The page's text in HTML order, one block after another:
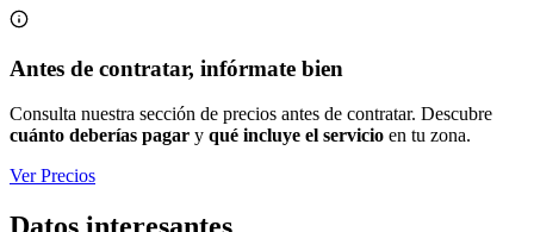
Antes de contratar, infórmate bien
Consulta nuestra sección de precios antes de contratar. Descubre
cuánto deberías pagar y qué incluye el servicio en tu zona.
Ver Precios